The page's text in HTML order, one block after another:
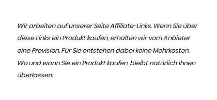
Wir arbeiten auf unserer Seite Affiliate-Links. Wenn Sie über
diese Links ein Produkt kaufen, erhalten wir vom Anbieter
eine Provision. Für Sie entstehen dabei keine Mehrkosten.
Wo und wann Sie ein Produkt kaufen, bleibt natürlich Ihnen
überlassen.